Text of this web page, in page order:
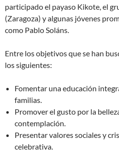
participado el payaso Kikote, el
(Zaragoza) y algunas jóvenes
como Pablo Soláns.
Entre los objetivos que se han
los siguientes:
Fomentar una educación
familias.
Promover el gusto por la
contemplación.
Presentar valores sociales y
celebrativa.